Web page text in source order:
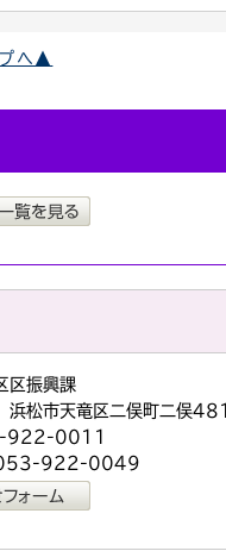
へ▲
区振興課
市天竜区二俣町二俣481
922-0011
053-922-0049